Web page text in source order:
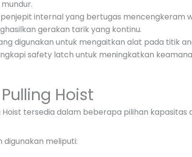
internal yang bertugas mencengkeram
gerakan tarik yang kontinu.
digunakan untuk mengaitkan alat pada titik
safety latch untuk meningkatkan
Hoist
Hoist tersedia dalam beberapa pilihan kapasitas
meliputi: